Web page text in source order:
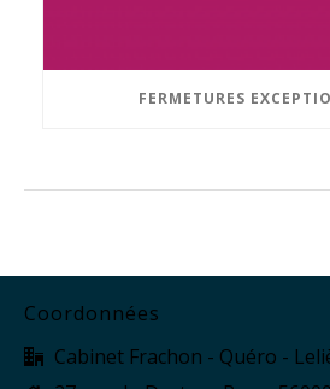
FERMETURES
Coordonnées
Cabinet Frachon - Quéro -